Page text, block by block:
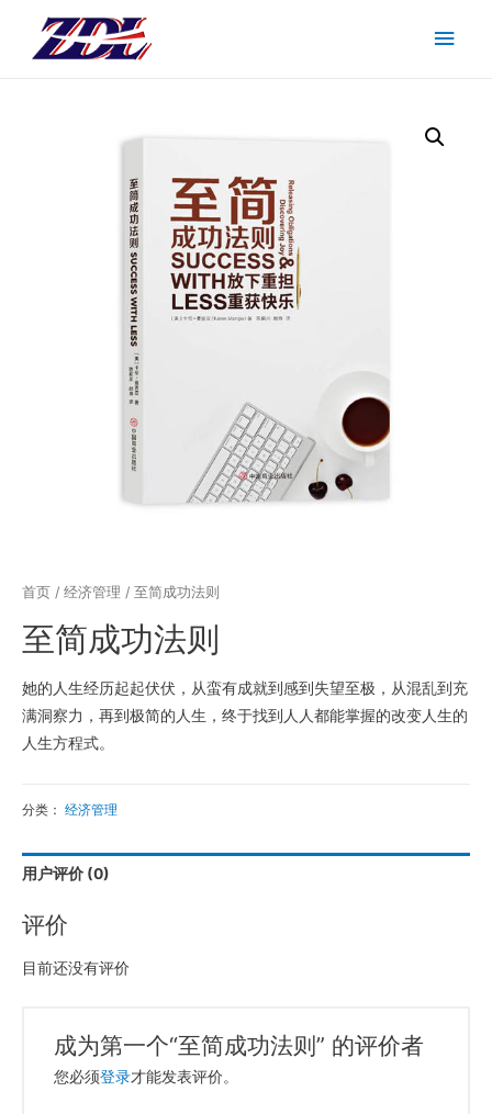
主
单
首页 / 经济管理 / 至简成功法则
至简成功法则
她的人生经历起起伏伏，从蛮有成就到感到失望至极，从混乱到充
满洞察力，再到极简的人生，终于找到人人都能掌握的改变人生的
人生方程式。
分类： 经济管理
用户评价 (0)
评价
目前还没有评价
成为第一个“至简成功法则” 的评价者
您必须登录才能发表评价。